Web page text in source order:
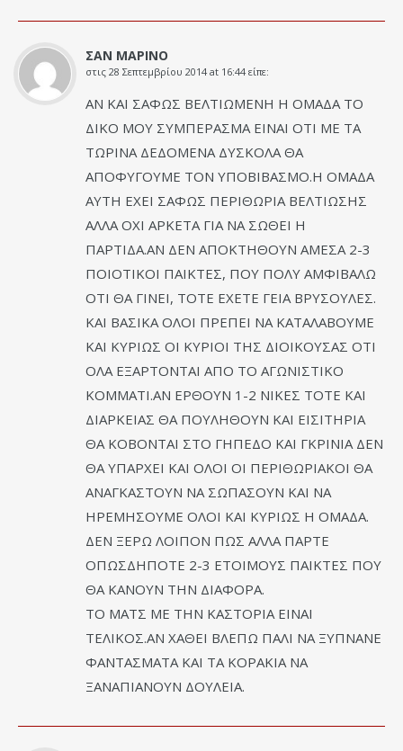
ΣΑΝ ΜΑΡΙΝΟ
στις 28 Σεπτεμβρίου 2014 at 16:44 είπε:
ΑΝ ΚΑΙ ΣΑΦΩΣ ΒΕΛΤΙΩΜΕΝΗ Η ΟΜΑΔΑ ΤΟ
ΔΙΚΟ ΜΟΥ ΣΥΜΠΕΡΑΣΜΑ ΕΙΝΑΙ ΟΤΙ ΜΕ ΤΑ
ΤΩΡΙΝΑ ΔΕΔΟΜΕΝΑ ΔΥΣΚΟΛΑ ΘΑ
ΑΠΟΦΥΓΟΥΜΕ ΤΟΝ ΥΠΟΒΙΒΑΣΜΟ.Η ΟΜΑΔΑ
ΑΥΤΗ ΕΧΕΙ ΣΑΦΩΣ ΠΕΡΙΘΩΡΙΑ ΒΕΛΤΙΩΣΗΣ
ΑΛΛΑ ΟΧΙ ΑΡΚΕΤΑ ΓΙΑ ΝΑ ΣΩΘΕΙ Η
ΠΑΡΤΙΔΑ.ΑΝ ΔΕΝ ΑΠΟΚΤΗΘΟΥΝ ΑΜΕΣΑ 2-3
ΠΟΙΟΤΙΚΟΙ ΠΑΙΚΤΕΣ, ΠΟΥ ΠΟΛΥ ΑΜΦΙΒΑΛΩ
ΟΤΙ ΘΑ ΓΙΝΕΙ, ΤΟΤΕ ΕΧΕΤΕ ΓΕΙΑ ΒΡΥΣΟΥΛΕΣ.
ΚΑΙ ΒΑΣΙΚΑ ΟΛΟΙ ΠΡΕΠΕΙ ΝΑ ΚΑΤΑΛΑΒΟΥΜΕ
ΚΑΙ ΚΥΡΙΩΣ ΟΙ ΚΥΡΙΟΙ ΤΗΣ ΔΙΟΙΚΟΥΣΑΣ ΟΤΙ
ΟΛΑ ΕΞΑΡΤΟΝΤΑΙ ΑΠΟ ΤΟ ΑΓΩΝΙΣΤΙΚΟ
ΚΟΜΜΑΤΙ.ΑΝ ΕΡΘΟΥΝ 1-2 ΝΙΚΕΣ ΤΟΤΕ ΚΑΙ
ΔΙΑΡΚΕΙΑΣ ΘΑ ΠΟΥΛΗΘΟΥΝ ΚΑΙ ΕΙΣΙΤΗΡΙΑ
ΘΑ ΚΟΒΟΝΤΑΙ ΣΤΟ ΓΗΠΕΔΟ ΚΑΙ ΓΚΡΙΝΙΑ ΔΕΝ
ΘΑ ΥΠΑΡΧΕΙ ΚΑΙ ΟΛΟΙ ΟΙ ΠΕΡΙΘΩΡΙΑΚΟΙ ΘΑ
ΑΝΑΓΚΑΣΤΟΥΝ ΝΑ ΣΩΠΑΣΟΥΝ ΚΑΙ ΝΑ
ΗΡΕΜΗΣΟΥΜΕ ΟΛΟΙ ΚΑΙ ΚΥΡΙΩΣ Η ΟΜΑΔΑ.
ΔΕΝ ΞΕΡΩ ΛΟΙΠΟΝ ΠΩΣ ΑΛΛΑ ΠΑΡΤΕ
ΟΠΩΣΔΗΠΟΤΕ 2-3 ΕΤΟΙΜΟΥΣ ΠΑΙΚΤΕΣ ΠΟΥ
ΘΑ ΚΑΝΟΥΝ ΤΗΝ ΔΙΑΦΟΡΑ.
ΤΟ ΜΑΤΣ ΜΕ ΤΗΝ ΚΑΣΤΟΡΙΑ ΕΙΝΑΙ
ΤΕΛΙΚΟΣ.ΑΝ ΧΑΘΕΙ ΒΛΕΠΩ ΠΑΛΙ ΝΑ ΞΥΠΝΑΝΕ
ΦΑΝΤΑΣΜΑΤΑ ΚΑΙ ΤΑ ΚΟΡΑΚΙΑ ΝΑ
ΞΑΝΑΠΙΑΝΟΥΝ ΔΟΥΛΕΙΑ.